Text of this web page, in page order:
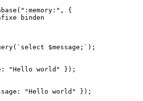
( ":memory:" , {
binden
( `select $message;` );
"Hello world"
});
"Hello world" });